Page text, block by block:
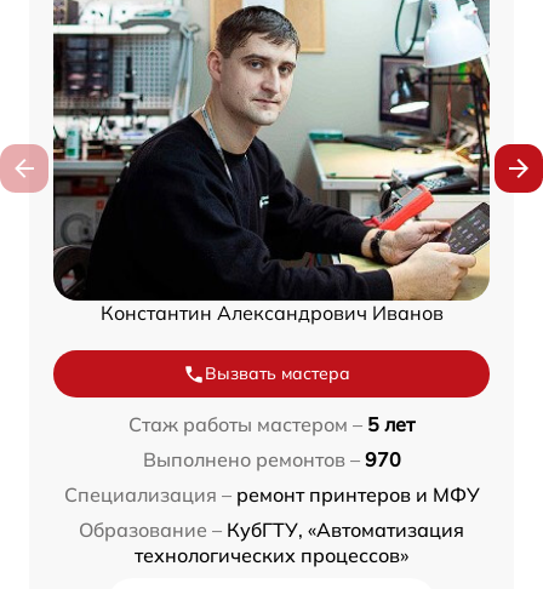
Константин Александрович Иванов
Вызвать мастера
Стаж работы мастером – 5 лет
Выполнено ремонтов – 970
Специализация – ремонт принтеров и МФУ
Образование – КубГТУ, «Автоматизация
технологических процессов»